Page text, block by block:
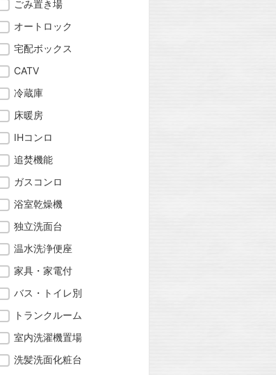
ごみ置き場
オートロック
宅配ボックス
CATV
冷蔵庫
床暖房
IHコンロ
追焚機能
ガスコンロ
浴室乾燥機
独立洗面台
温水洗浄便座
家具・家電付
バス・トイレ別
トランクルーム
室内洗濯機置場
洗髪洗面化粧台